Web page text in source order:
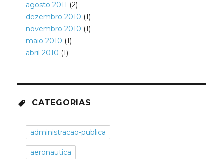
agosto 2011 (2)
dezembro 2010 (1)
novembro 2010 (1)
maio 2010 (1)
abril 2010 (1)
CATEGORIAS
administracao-publica
aeronautica